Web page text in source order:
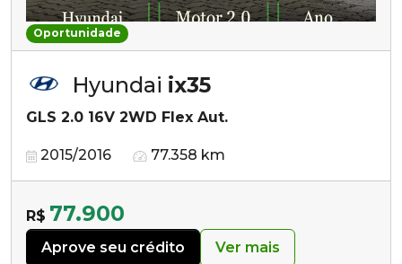
Oportunidade
Hyundai ix35
GLS 2.0 16V 2WD Flex Aut.
2015/2016 77.358 km
R$ 77.900
Aprove seu crédito Ver mais